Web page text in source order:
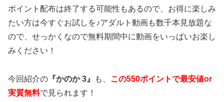
ポイント配布は終了する可能性もあるので、お得に楽しみ
たい方は今すぐお試しを♪アダルト動画も数千本見放題な
ので、せっかくなので無料期間中に動画をいっぱいお楽し
みください！
今回紹介の 『かのか 3』 も、 この550ポイントで最安値or
実質無料で見られます！